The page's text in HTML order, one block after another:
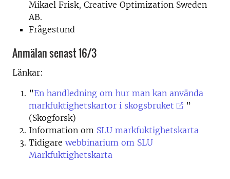
Mikael Frisk, Creative Optimization Sweden
AB.
Frågestund
Anmälan senast 16/3
Länkar:
”En handledning om hur man kan använda
markfuktighetskartor i skogsbruket
”
(Skogforsk)
Information om SLU markfuktighetskarta
Tidigare webbinarium om SLU
Markfuktighetskarta